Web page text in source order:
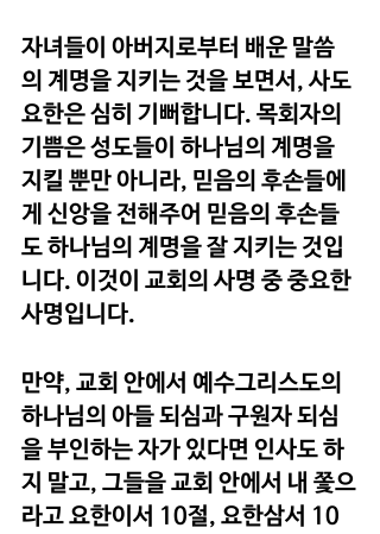
자녀들이 아버지로부터 배운 말씀
의 계명을 지키는 것을 보면서, 사도
요한은 심히 기뻐합니다. 목회자의
기쁨은 성도들이 하나님의 계명을
지킬 뿐만 아니라, 믿음의 후손들에
게 신앙을 전해주어 믿음의 후손들
도 하나님의 계명을 잘 지키는 것입
니다. 이것이 교회의 사명 중 중요한
사명입니다.
만약, 교회 안에서 예수그리스도의
하나님의 아들 되심과 구원자 되심
을 부인하는 자가 있다면 인사도 하
지 말고, 그들을 교회 안에서 내 쫓으
라고 요한이서 10절, 요한삼서 10